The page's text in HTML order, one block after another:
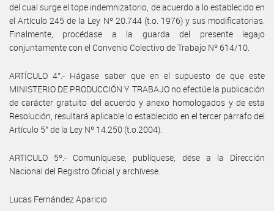
del cual surge el tope indemnizatorio, de acuerdo a lo establecido en
el Artículo 245 de la Ley Nº 20.744 (t.o. 1976) y sus modificatorias.
Finalmente, procédase a la guarda del presente legajo
conjuntamente con el Convenio Colectivo de Trabajo Nº 614/10.
ARTÍCULO 4°.- Hágase saber que en el supuesto de que este
MINISTERIO DE PRODUCCIÓN Y TRABAJO no efectúe la publicación
de carácter gratuito del acuerdo y anexo homologados y de esta
Resolución, resultará aplicable lo establecido en el tercer párrafo del
Artículo 5° de la Ley Nº 14.250 (t.o.2004).
ARTICULO 5º.- Comuníquese, publíquese, dése a la Dirección
Nacional del Registro Oficial y archívese.
Lucas Fernández Aparicio